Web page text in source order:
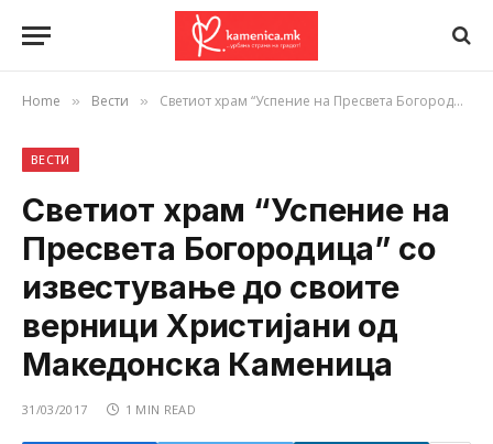
Home » Вести » Светиот храм “Успение на Пресвета Богородица” со известување до своите верници Христијани од Македонска Каменица
ВЕСТИ
Светиот храм “Успение на
Пресвета Богородица” со
известување до своите
верници Христијани од
Македонска Каменица
31/03/2017 1 MIN READ